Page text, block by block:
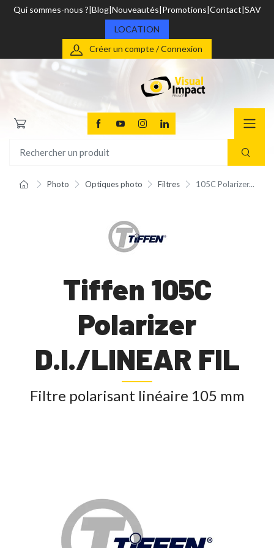
Qui sommes-nous ? Blog Nouveautés Promotions Contact SAV
LOCATION
Créer un compte / Connexion
Photo Optiques photo Filtres 105C Polarizer...
Tiffen 105C
Polarizer
D.I./LINEAR FIL
Filtre polarisant linéaire 105 mm